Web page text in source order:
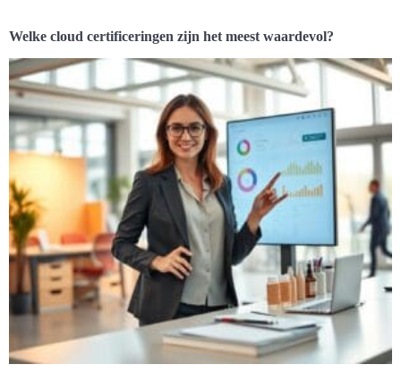
Welke cloud certificeringen zijn het meest waardevol?